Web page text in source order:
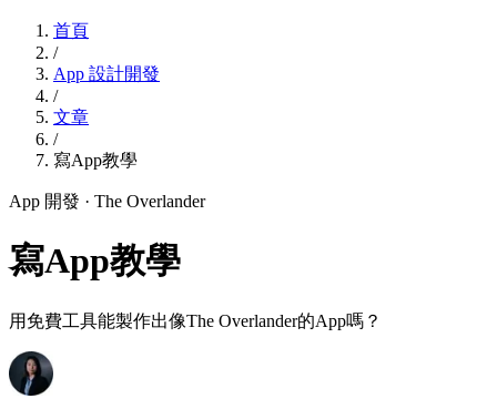
首頁
/
App 設計開發
/
文章
/
寫App教學
App 開發 · The Overlander
寫App教學
用免費工具能製作出像The Overlander的App嗎？